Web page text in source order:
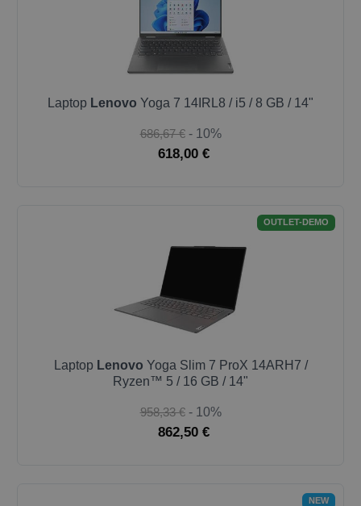
Laptop Lenovo Yoga 7 14IRL8 / i5 / 8 GB / 14"
686,67 € - 10%
618,00 €
OUTLET-DEMO
Laptop Lenovo Yoga Slim 7 ProX 14ARH7 /
Ryzen™ 5 / 16 GB / 14"
958,33 € - 10%
862,50 €
NEW